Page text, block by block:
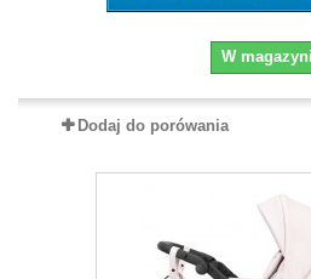
W
Dodaj do porówania